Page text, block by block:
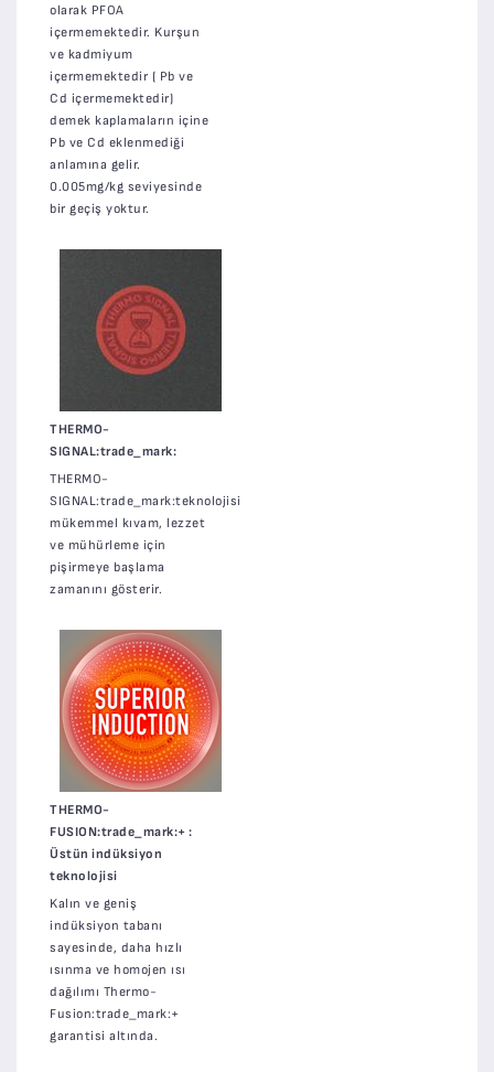
olarak PFOA
içermemektedir. Kurşun
ve kadmiyum
içermemektedir ( Pb ve
Cd içermemektedir)
demek kaplamaların içine
Pb ve Cd eklenmediği
anlamına gelir.
0.005mg/kg seviyesinde
bir geçiş yoktur.
THERMO-
SIGNAL:trade_mark:
THERMO-
SIGNAL:trade_mark:teknolojisi
mükemmel kıvam, lezzet
ve mühürleme için
pişirmeye başlama
zamanını gösterir.
THERMO-
FUSION:trade_mark:+ :
Üstün indüksiyon
teknolojisi
Kalın ve geniş
indüksiyon tabanı
sayesinde, daha hızlı
ısınma ve homojen ısı
dağılımı Thermo-
Fusion:trade_mark:+
garantisi altında.